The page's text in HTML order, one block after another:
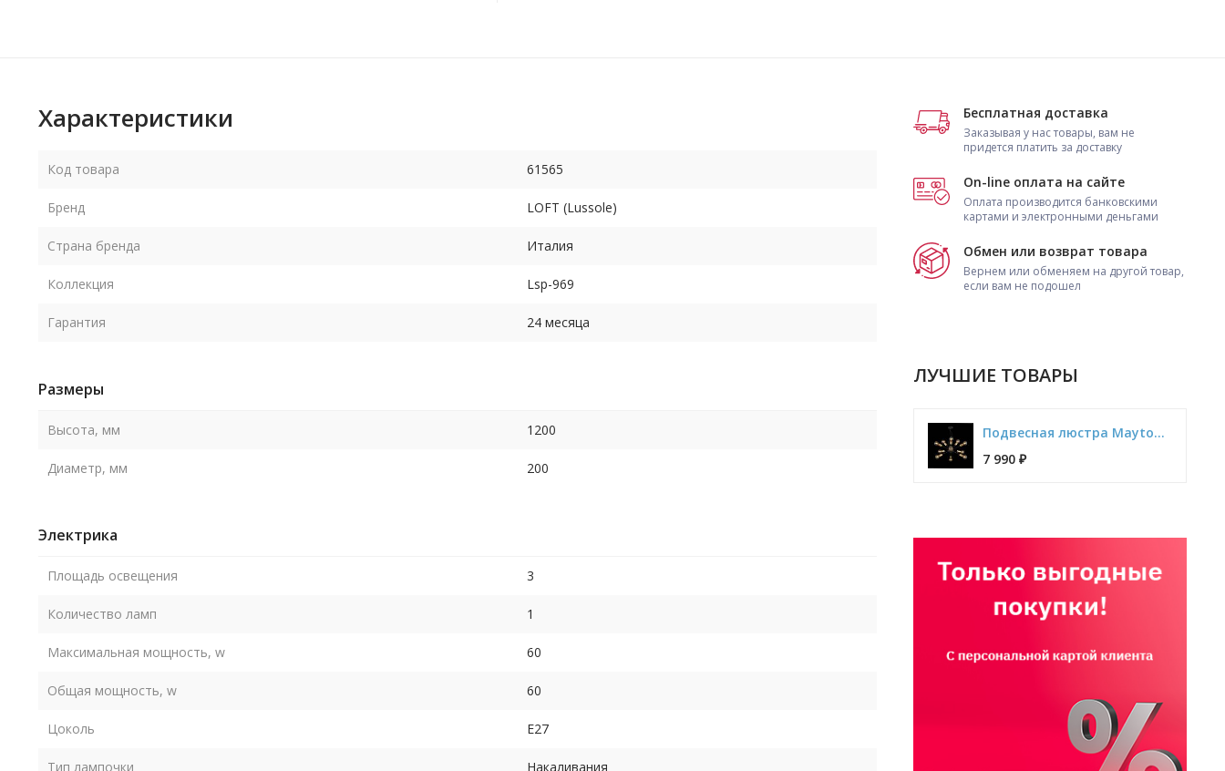
Бесплатная доставка
Заказывая у нас товары, вам не
придется платить за доставку
On-line оплата на сайте
Оплата производится банковскими
картами и электронными деньгами
Обмен или возврат товара
Вернем или обменяем на другой товар,
если вам не подошел
ЛУЧШИЕ ТОВАРЫ
Подвесная люстра Maytoni Jackson T546PL-12B
7 990 ₽
Характеристики
Код товара 61565
Бренд LOFT (Lussole)
Страна бренда Италия
Коллекция Lsp-969
Гарантия 24 месяца
Размеры
Высота, мм 1200
Диаметр, мм 200
Электрика
Площадь освещения 3
Количество ламп 1
Максимальная мощность, w 60
Общая мощность, w 60
Цоколь E27
Тип лампочки Накаливания